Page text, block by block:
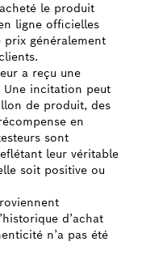
le produit
ligne officielles
prix généralement
a reçu une
incitation peut
de produit, des
en
sont
leur véritable
soit positive ou
d’achat
n’a pas été